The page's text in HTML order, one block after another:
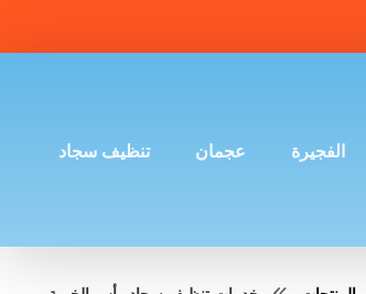
الفجيرة عجمان تنظيف سجاد